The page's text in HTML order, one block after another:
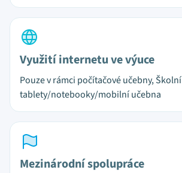
Využití internetu ve výuce
Pouze v rámci počítačové učebny, Školní
tablety/notebooky/mobilní učebna
Mezinárodní spolupráce